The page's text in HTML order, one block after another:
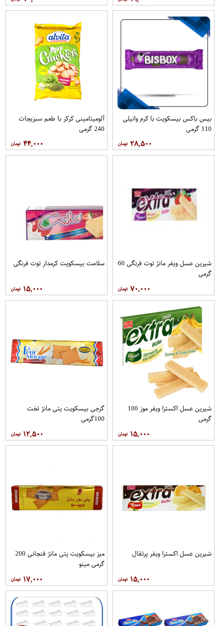
بیس باکس بیسکویت با کرم وانیلی
110 گرمی
۲۸,۵۰۰
آلومیتامینی کرکر با طعم سبزیجات
240 گرمی
۴۴,۰۰۰
شیرین عسل ویفر مانژ توت فرنگی 60
گرمی
۷۰,۰۰۰
سلامت بیسکویت کرمدار توت فرنگی
۱۵,۰۰۰
شیرین عسل اکسترا ویفر موز 100
گرمی
۱۵,۰۰۰
گرجی بیسکویت پتی مانژ تخت
100گرمی
۱۲,۵۰۰
شیرین عسل اکسترا ویفر پرتقال
۱۵,۰۰۰
میز بیسکویت پتی مانژ فنجانی 200
گرمی مینو
۱۷,۰۰۰